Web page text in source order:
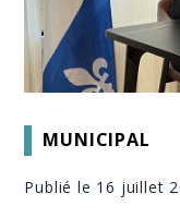
MUNICIPAL
Publié le 16 juillet